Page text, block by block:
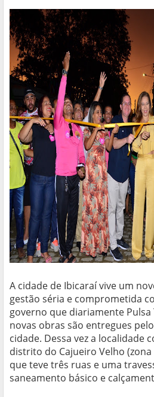
A cidade de Ibicaraí vive um
gestão séria e comprometida
governo que diariamente Pulsa
novas obras são entregues
cidade. Dessa vez a localidade
distrito do Cajueiro Velho
que teve três ruas e uma
saneamento básico e